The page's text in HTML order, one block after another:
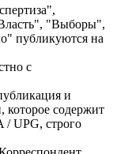
"Выборы",
публикуются на
с
и
которое содержит
/ UPG, строго